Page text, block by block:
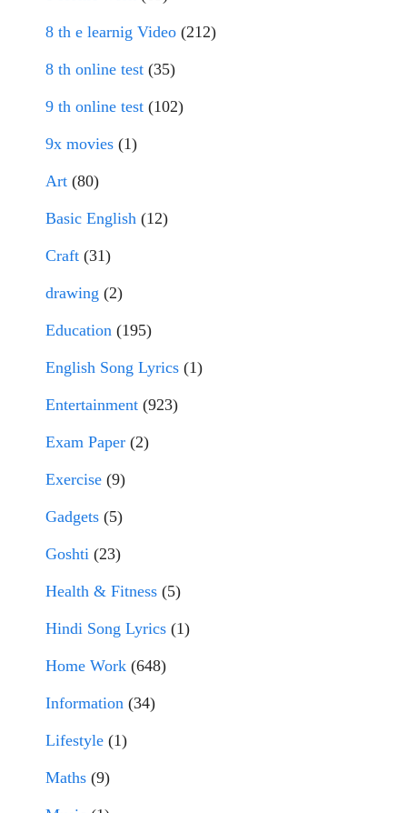
8 th e learnig Video (212)
8 th online test (35)
9 th online test (102)
9x movies (1)
Art (80)
Basic English (12)
Craft (31)
drawing (2)
Education (195)
English Song Lyrics (1)
Entertainment (923)
Exam Paper (2)
Exercise (9)
Gadgets (5)
Goshti (23)
Health & Fitness (5)
Hindi Song Lyrics (1)
Home Work (648)
Information (34)
Lifestyle (1)
Maths (9)